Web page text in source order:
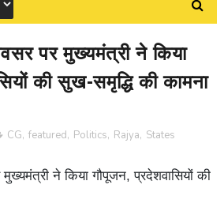
पर मुख्यमंत्री ने किया
की सुख-समृद्धि की कामना
CG, featured, Politics, Rajya, States
ने किया गौपूजन, प्रदेशवासियों की